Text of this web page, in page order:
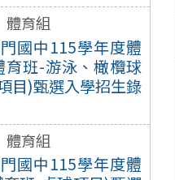
體育組
國中115學年度體
育班-游泳、橄欖球
目)甄選入學招生錄
體育組
國中115學年度體